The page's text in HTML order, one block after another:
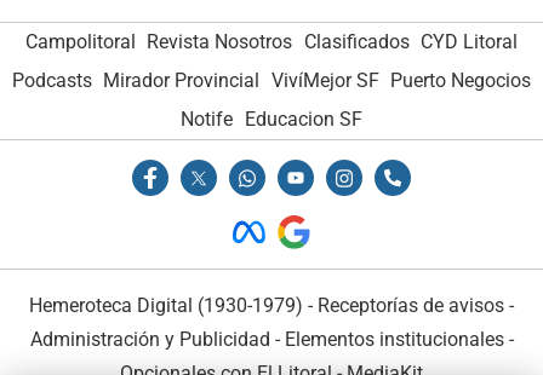
Campolitoral Revista Nosotros Clasificados CYD Litoral
Podcasts Mirador Provincial VivíMejor SF Puerto Negocios
Notife Educacion SF
Hemeroteca Digital (1930-1979) - Receptorías de avisos -
Administración y Publicidad - Elementos institucionales-